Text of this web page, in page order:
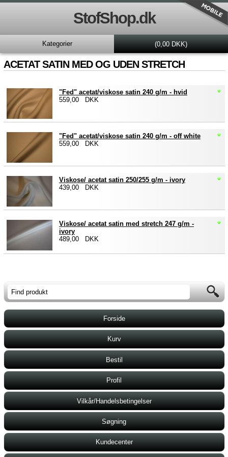
StofShop.dk
Kategorier (0,00 DKK)
ACETAT SATIN MED OG UDEN STRETCH
"Fed" acetat/viskose satin 240 g/m - hvid
559,00 DKK
"Fed" acetat/viskose satin 240 g/m - off white
559,00 DKK
Viskose/ acetat satin 250/255 g/m - ivory
439,00 DKK
Viskose/ acetat satin med stretch 247 g/m -
ivory
489,00 DKK
Forside
Kurv
Bestil
Profil
Vilkår/Handelsbetingelser
Søgning
Kundecenter